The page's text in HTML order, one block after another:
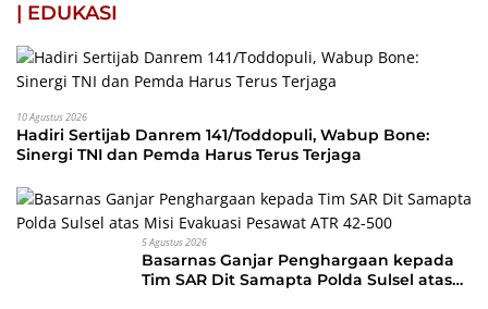
| EDUKASI
10 Agustus 2026
Hadiri Sertijab Danrem 141/Toddopuli, Wabup Bone:
Sinergi TNI dan Pemda Harus Terus Terjaga
5 Agustus 2026
Basarnas Ganjar Penghargaan kepada
Tim SAR Dit Samapta Polda Sulsel atas